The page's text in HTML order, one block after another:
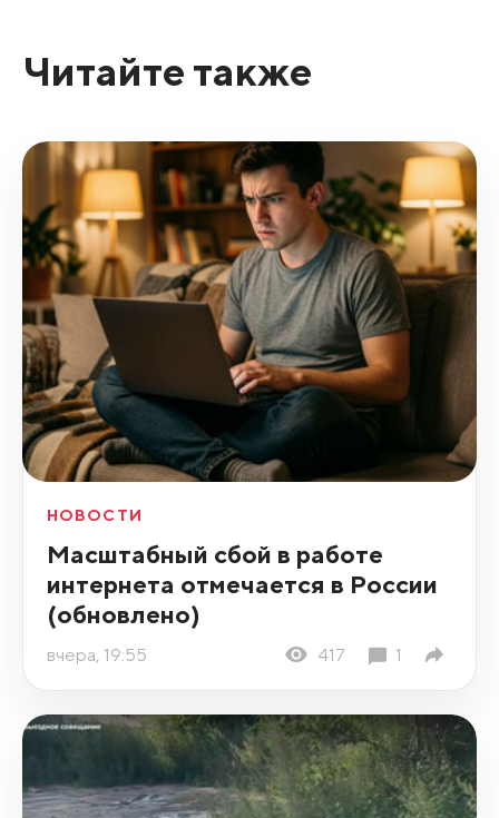
Читайте также
НОВОСТИ
Масштабный сбой в работе
интернета отмечается в России
(обновлено)
вчера, 19:55 417 1